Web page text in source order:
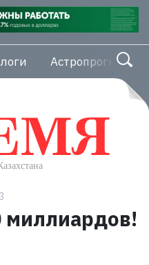
Астропрогноз